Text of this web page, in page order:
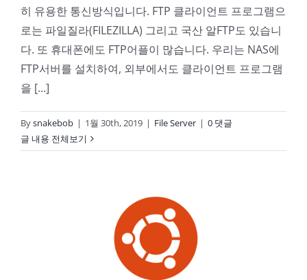
히 유용한 통신방식입니다. FTP 클라이언트 프로그램으
로는 파일질라(FILEZILLA) 그리고 국산 알FTP도 있습니
다. 또 휴대폰에도 FTP어플이 많습니다. 우리는 NAS에
FTP서버를 설치하여, 외부에서도 클라이언트 프로그램
을 [...]
Bysnakebob | 1월 30th, 2019 | File Server | 0 댓글
글 내용 전체보기